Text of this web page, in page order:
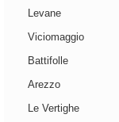
Levane
Viciomaggio
Battifolle
Arezzo
Le Vertighe